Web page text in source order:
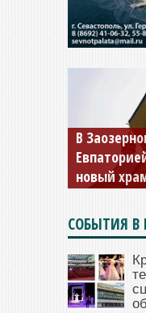
Мужской
и Дамиана
открыт
СОБЫТИЯ